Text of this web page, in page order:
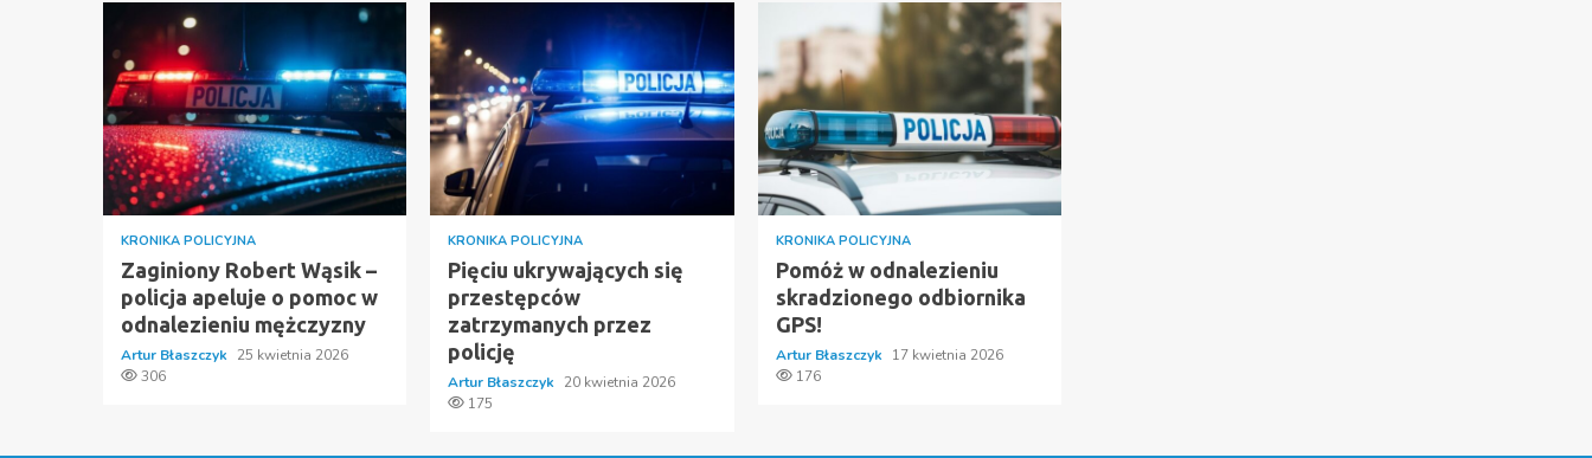
KRONIKA POLICYJNA
Zaginiony Robert Wąsik –
policja apeluje o pomoc w
odnalezieniu mężczyzny
Artur Błaszczyk 25 kwietnia 2026
306
KRONIKA POLICYJNA
Pięciu ukrywających się
przestępców
zatrzymanych przez
policję
Artur Błaszczyk 20 kwietnia 2026
175
KRONIKA POLICYJNA
Pomóż w odnalezieniu
skradzionego odbiornika
GPS!
Artur Błaszczyk 17 kwietnia 2026
176